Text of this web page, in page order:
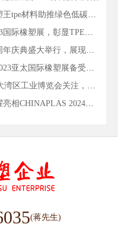
料助推绿色低碳高质量发展
展，彰显TPE材料品牌实力
举行，展现品牌实力与峥嵘发展
塑展备受关注，展示科技创新实力
关注，成为美好生活的“塑”造者！
2024国际橡塑展
(蒋先生)